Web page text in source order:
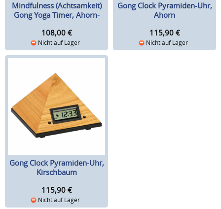
Mindfulness (Achtsamkeit)
Gong Yoga Timer, Ahorn-
108,00 €
Nicht auf Lager
Gong Clock Pyramiden-Uhr,
Ahorn
115,90 €
Nicht auf Lager
Gong Clock Pyramiden-Uhr,
Kirschbaum
115,90 €
Nicht auf Lager